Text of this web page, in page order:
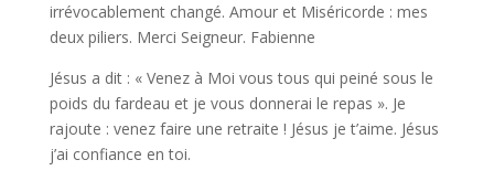
irrévocablement changé. Amour et Miséricorde : mes
deux piliers. Merci Seigneur. Fabienne
Jésus a dit : « Venez à Moi vous tous qui peiné sous le
poids du fardeau et je vous donnerai le repas ». Je
rajoute : venez faire une retraite ! Jésus je t’aime. Jésus
j’ai confiance en toi.